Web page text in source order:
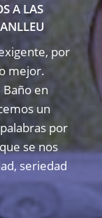
A LAS
por
mejor.
en
un
por
se nos
seriedad